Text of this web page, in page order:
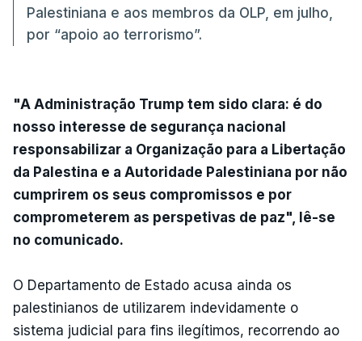
Palestiniana e aos membros da OLP, em julho,
por “apoio ao terrorismo”.
"A Administração Trump tem sido clara: é do
nosso interesse de segurança nacional
responsabilizar a Organização para a Libertação
da Palestina e a Autoridade Palestiniana por não
cumprirem os seus compromissos e por
comprometerem as perspetivas de paz", lê-se
no comunicado.
O Departamento de Estado acusa ainda os
palestinianos de utilizarem indevidamente o
sistema judicial para fins ilegítimos, recorrendo ao